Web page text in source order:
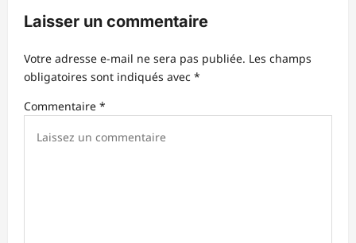
o
n
d
’
Laisser un commentaire
Votre adresse e-mail ne sera pas publiée. Les champs
obligatoires sont indiqués avec *
Commentaire *